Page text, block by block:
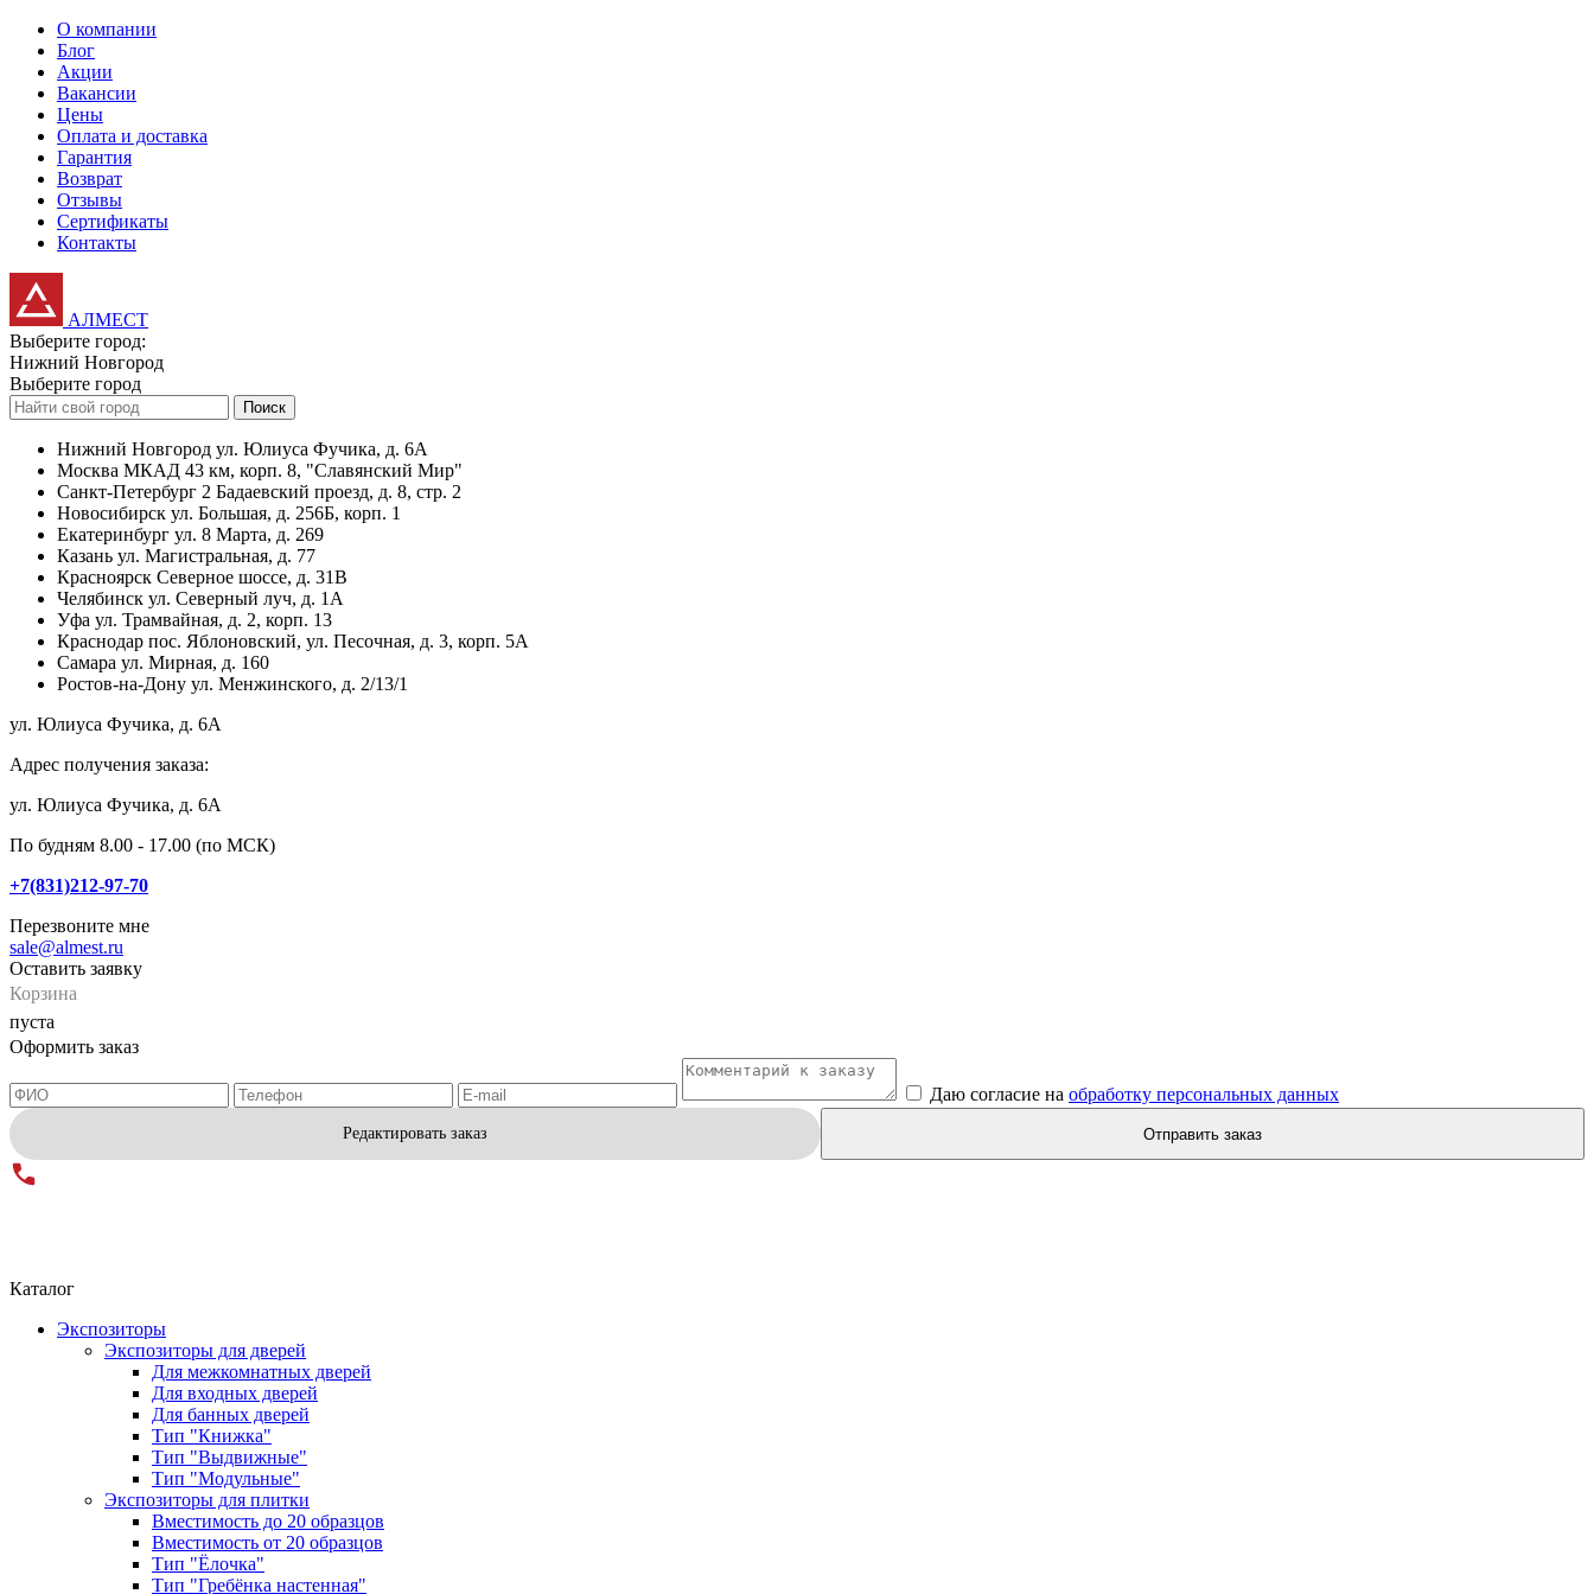
О компании
Блог
Акции
Вакансии
Цены
Оплата и доставка
Гарантия
Возврат
Отзывы
Сертификаты
Контакты
АЛМЕСТ
Выберите город:
Нижний Новгород
Выберите город
Поиск
Нижний Новгород ул. Юлиуса Фучика, д. 6А
Москва МКАД 43 км, корп. 8, "Славянский Мир"
Санкт-Петербург 2 Бадаевский проезд, д. 8, стр. 2
Новосибирск ул. Большая, д. 256Б, корп. 1
Екатеринбург ул. 8 Марта, д. 269
Казань ул. Магистральная, д. 77
Красноярск Северное шоссе, д. 31В
Челябинск ул. Северный луч, д. 1А
Уфа ул. Трамвайная, д. 2, корп. 13
Краснодар пос. Яблоновский, ул. Песочная, д. 3, корп. 5А
Самара ул. Мирная, д. 160
Ростов-на-Дону ул. Менжинского, д. 2/13/1
ул. Юлиуса Фучика, д. 6А
Адрес получения заказа:
ул. Юлиуса Фучика, д. 6А
По будням 8.00 - 17.00 (по МСК)
+7(831)212-97-70
Перезвоните мне
sale@almest.ru
Оставить заявку
Корзина
пуста
Оформить заказ
Даю согласие на обработку персональных данных
Редактировать заказ Отправить заказ
Каталог
Экспозиторы
Экспозиторы для дверей
Для межкомнатных дверей
Для входных дверей
Для банных дверей
Тип "Книжка"
Тип "Выдвижные"
Тип "Модульные"
Экспозиторы для плитки
Вместимость до 20 образцов
Вместимость от 20 образцов
Тип "Ёлочка"
Тип "Гребёнка настенная"